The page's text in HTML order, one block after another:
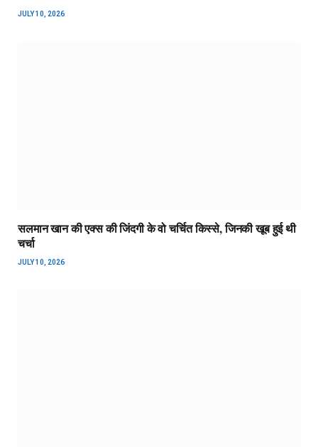
JULY 10, 2026
सलमान खान की एक्स की जिंदगी के वो चर्चित किस्से, जिनकी खूब हुई थी
चर्चा
JULY 10, 2026